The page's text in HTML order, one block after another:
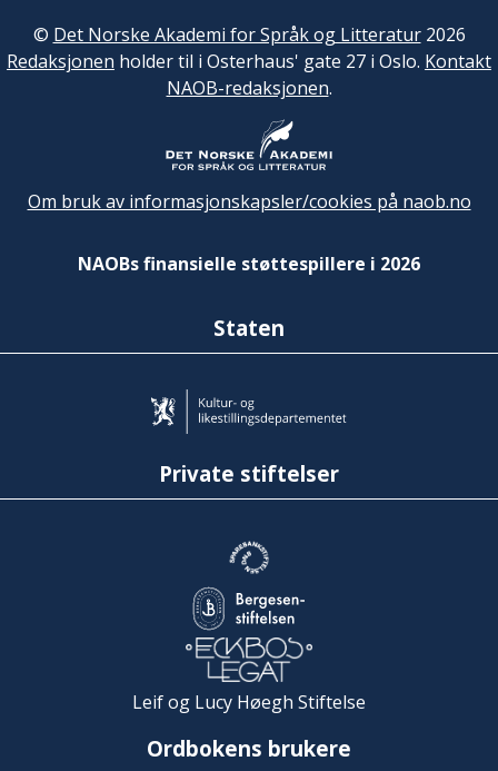
© Det Norske Akademi for Språk og Litteratur2026
Redaksjonen holder til i Osterhaus' gate 27 i Oslo. Kontakt
NAOB-redaksjonen.
Om bruk av informasjonskapsler/cookies på naob.no
NAOBs finansielle støttespillere i 2026
Staten
Private stiftelser
Leif og Lucy Høegh Stiftelse
Ordbokens brukere